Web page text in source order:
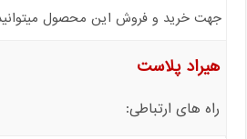
جهت خرید و فروش این محصول میتوانید
هیراد پلاست
راه های ارتباطی: